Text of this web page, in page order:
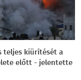
teljes kiürítését a
előtt - jelentette